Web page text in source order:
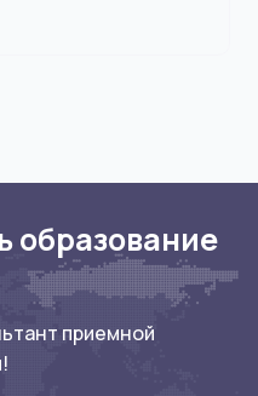
образование
приемной